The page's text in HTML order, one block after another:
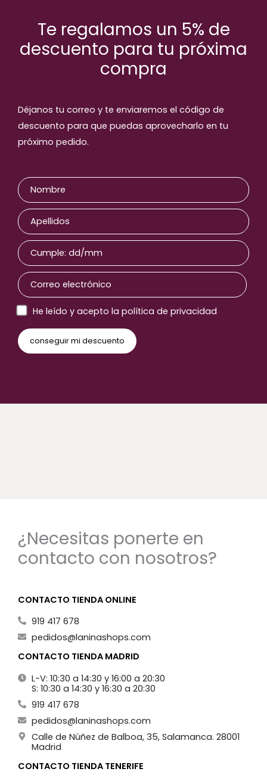
Te regalamos un 5% de
descuento para tu próxima
compra
Déjanos tu correo y te enviaremos el código de
descuento para que puedas aprovecharlo en tu
próximo pedido.
He leído y acepto la política de privacidad
¿Necesitas ponerte en
contacto con nosotros?
CONTACTO TIENDA ONLINE
919 417 678
pedidos@laninashops.com
CONTACTO TIENDA MADRID
L-V: 10:30 a 14:30 y 16:00 a 20:30
S: 10:30 a 14:30 y 16:30 a 20:30
919 417 678
pedidos@laninashops.com
Calle de Núñez de Balboa, 35, Salamanca. 28001
Madrid
CONTACTO TIENDA TENERIFE